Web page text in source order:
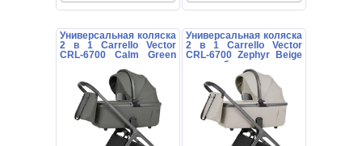
Универсальная коляска
2 в 1 Carrello Vector
CRL-6700 Calm Green
дождевиком
Универсальная коляска
2 в 1 Carrello Vector
CRL-6700 Zephyr Beige
светло-бежевая с
дождевиком